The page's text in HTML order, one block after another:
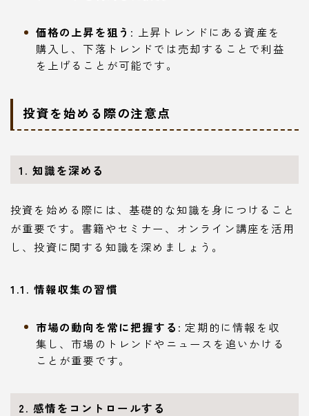
価格の上昇を狙う : 上昇トレンドにある資産を
購入し、下落トレンドでは売却することで利益
を上げることが可能です。
投資を始める際の注意点
1. 知識を深める
投資を始める際には、基礎的な知識を身につけること
が重要です。書籍やセミナー、オンライン講座を活用
し、投資に関する知識を深めましょう。
1.1. 情報収集の習慣
市場の動向を常に把握する : 定期的に情報を収
集し、市場のトレンドやニュースを追いかける
ことが重要です。
2. 感情をコントロールする